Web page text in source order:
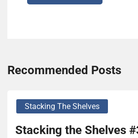
Recommended Posts
Stacking The Shelves
Stacking the Shelves